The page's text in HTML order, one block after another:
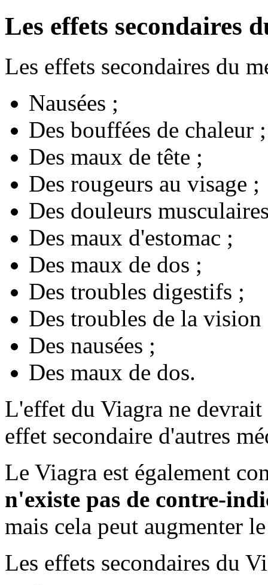
Les effets secondaires
Les effets secondaires du
Nausées ;
Des bouffées de chaleur ;
Des maux de tête ;
Des rougeurs au visage ;
Des douleurs
Des maux d'estomac ;
Des maux de dos ;
Des troubles digestifs ;
Des troubles de la vision
Des nausées ;
Des maux de dos.
L'effet du Viagra ne devrait
effet secondaire d'autres
Le Viagra est également
n'existe pas de contre-
mais cela peut augmenter
Les effets secondaires du